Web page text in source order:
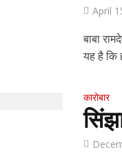
April
बाबा
यह है कि
कारोबार